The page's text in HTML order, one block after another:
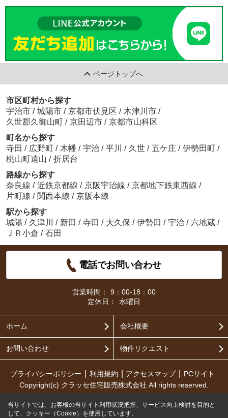
ページトップへ
市区町村から探す
宇治市 / 城陽市 / 京都市伏見区 / 木津川市 /
久世郡久御山町 / 京田辺市 / 京都市山科区
町名から探す
寺田 / 広野町 / 木幡 / 宇治 / 平川 / 久世 / 五ケ庄 / 伊勢田町 /
桃山町遠山 / 折居台
路線から探す
奈良線 / 近鉄京都線 / 京阪宇治線 / 京都地下鉄東西線 /
片町線 / 関西本線 / 京阪本線
駅から探す
城陽 / 久津川 / 新田 / 寺田 / 大久保 / 伊勢田 / 宇治 / 六地蔵 /
ＪＲ小倉 / 石田
電話でお問い合わせ
営業時間：
9：00-18：00
定休日：
水曜日
ホーム 会社概要
お問い合わせ 物件リクエスト
プライバシーポリシー 利用規約 アクセスマップ
PCサイト
Copyright(c) クラッセ住宅販売株式会社 All rights reserved.
当サイトでは、お客様の当サイト利用状況把握、サービス向上検討を目的と
して、クッキー（Cookie）を使用しています。